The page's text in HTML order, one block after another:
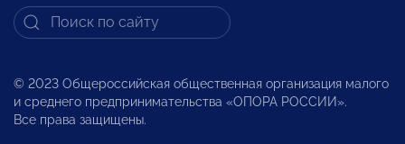
© 2023 Общероссийская общественная организация малого
и среднего предпринимательства «ОПОРА РОССИИ».
Все права защищены.